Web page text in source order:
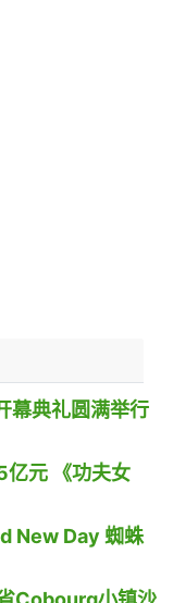
幕典礼圆满举行
元 《功夫女
New Day 蜘蛛